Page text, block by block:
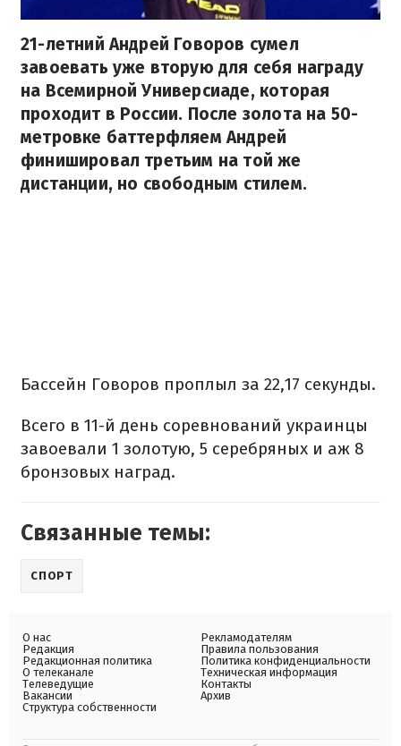
21-летний Андрей Говоров сумел
завоевать уже вторую для себя награду
на Всемирной Универсиаде, которая
проходит в России. После золота на 50-
метровке баттерфляем Андрей
финишировал третьим на той же
дистанции, но свободным стилем.
Бассейн Говоров проплыл за 22,17 секунды.
Всего в 11-й день соревнований украинцы
завоевали 1 золотую, 5 серебряных и аж 8
бронзовых наград.
Связанные темы:
СПОРТ
О нас
Редакция
Редакционная политика
О телеканале
Телеведущие
Вакансии
Структура собственности
Рекламодателям
Правила пользования
Политика конфиденциальности
Техническая информация
Контакты
Архив